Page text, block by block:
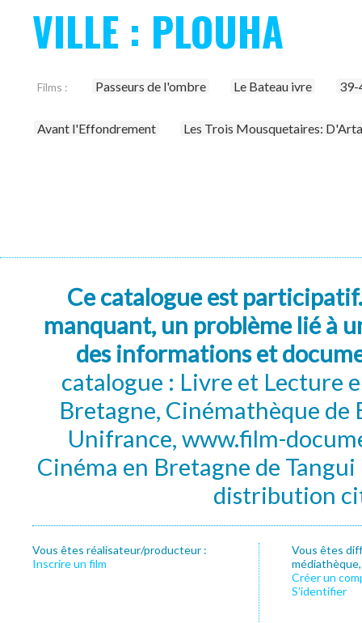
VILLE : PLOUHA
Films : Passeurs de l'ombre Le Bateau ivre 39-
Avant l'Effondrement Les Trois Mousquetaires:
Ce catalogue est
manquant, un problème lié à
des informations et
catalogue : Livre et Lecture
Bretagne, Cinémathèque de
Unifrance, www.film-
Cinéma en Bretagne de
distribution
Vous êtes réalisateur/producteur :
Inscrire un film
Vous êtes
Créer un
S’identifier